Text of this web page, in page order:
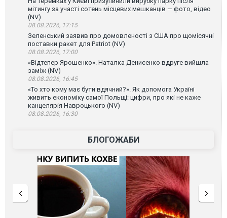
мітингу за участі сотень місцевих мешканців — фото, відео
(NV)
08.08.2026, 17:15
Зеленський заявив про домовленості з США про щомісячні
поставки ракет для Patriot (NV)
08.08.2026, 17:00
«Відтепер Ярошенко». Наталка Денисенко вдруге вийшла
заміж (NV)
08.08.2026, 16:45
«То хто кому має бути вдячний?». Як допомога Україні
живить економіку самої Польщі: цифри, про які не каже
канцелярія Навроцького (NV)
08.08.2026, 16:30
БЛОГОЖАБИ